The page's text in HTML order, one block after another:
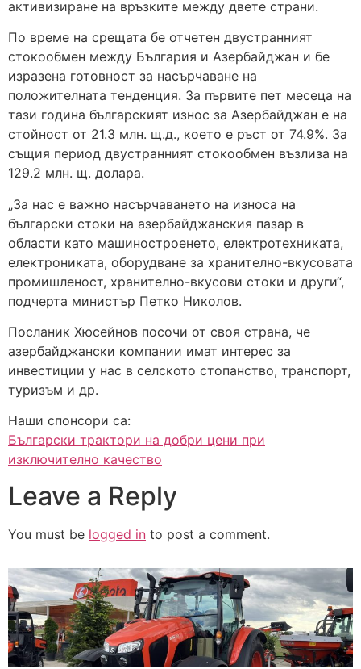
активизиране на връзките между двете страни.
По време на срещата бе отчетен двустранният
стокообмен между България и Азербайджан и бе
изразена готовност за насърчаване на
положителната тенденция. За първите пет месеца на
тази година българският износ за Азербайджан е на
стойност от 21.3 млн. щ.д., което е ръст от 74.9%. За
същия период двустранният стокообмен възлиза на
129.2 млн. щ. долара.
„За нас е важно насърчаването на износа на
български стоки на азербайджанския пазар в
области като машиностроенето, електротехниката,
електрониката, оборудване за хранително-вкусовата
промишленост, хранително-вкусови стоки и други“,
подчерта министър Петко Николов.
Посланик Хюсейнов посочи от своя страна, че
азербайджански компании имат интерес за
инвестиции у нас в селското стопанство, транспорт,
туризъм и др.
Наши спонсори са:
Български трактори на добри цени при
изключително качество
Leave a Reply
You must be logged in to post a comment.